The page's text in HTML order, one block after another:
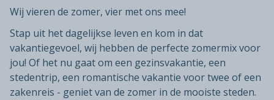
Wij vieren de zomer, vier met ons mee!
Stap uit het dagelijkse leven en kom in dat
vakantiegevoel, wij hebben de perfecte zomermix voor
jou! Of het nu gaat om een gezinsvakantie, een
stedentrip, een romantische vakantie voor twee of een
zakenreis - geniet van de zomer in de mooiste steden.